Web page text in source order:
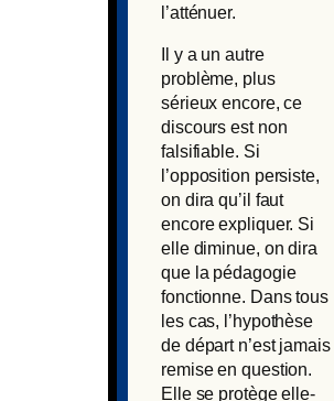
l’atténuer.
Il y a un autre
problème, plus
sérieux encore, ce
discours est non
falsifiable. Si
l’opposition persiste,
on dira qu’il faut
encore expliquer. Si
elle diminue, on dira
que la pédagogie
fonctionne. Dans tous
les cas, l’hypothèse
de départ n’est jamais
remise en question.
Elle se protège elle-